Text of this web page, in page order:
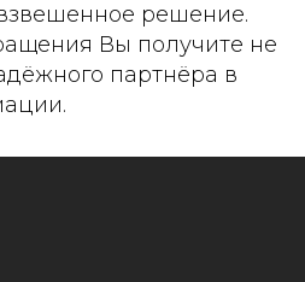
решение.
Вы получите не
партнёра в